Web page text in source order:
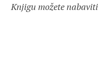
Knjigu možete